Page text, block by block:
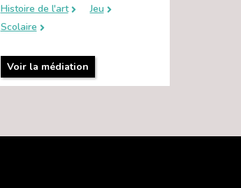
Histoire de l'art
Jeu
Scolaire
Voir la médiation